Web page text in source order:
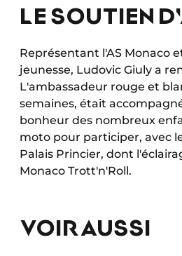
LE SOUTIEN
Représentant l'AS Monaco
jeunesse, Ludovic Giuly a
L'ambassadeur rouge et
semaines, était
bonheur des nombreux
moto pour participer, avec
Palais Princier, dont
Monaco Trott'n'Roll.
VOIR AUSSI